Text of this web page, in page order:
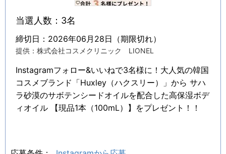
当選人数：3名
締切日：2026年06月28日（期限切れ）
提供：株式会社コスメクリニック LIONEL
Instagramフォロー&いいねで3名様に！大人気の韓国
コスメブランド「Huxley（ハクスリー）」から サハ
ラ砂漠のサボテンシードオイルを配合した高保湿ボデ
ィオイル 【現品1本（100mL）】をプレゼント！！